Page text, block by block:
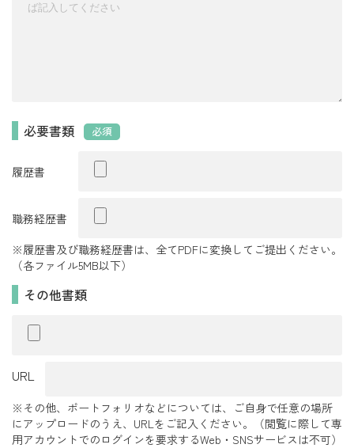
必要書類 必須
履歴書
職務経歴書
※履歴書及び職務経歴書は、全てPDFに変換してご提出ください。
（各ファイル5MB以下）
その他書類
URL
※その他、ポートフォリオなどについては、ご自身で任意の場所
にアップロードのうえ、URLをご記入ください。（閲覧に際して専
用アカウントでのログインを要求するWeb・SNSサービスは不可）